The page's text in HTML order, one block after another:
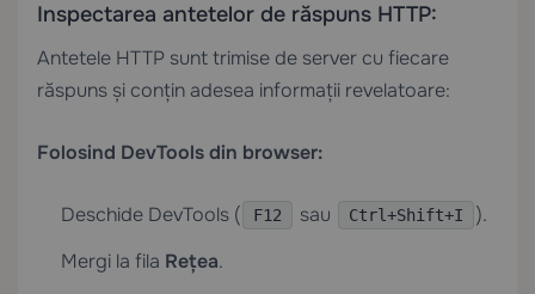
Inspectarea antetelor de răspuns HTTP:
Antetele HTTP sunt trimise de server cu fiecare
răspuns și conțin adesea informații revelatoare:
Folosind DevTools din browser:
Deschide DevTools ( F12 sau Ctrl+Shift+I
).
Mergi la fila Rețea.